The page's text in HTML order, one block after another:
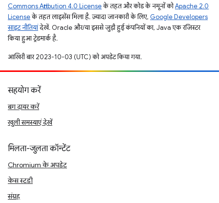
Commons Attribution 4.0 Licenseके तहत और कोड के नमूनों कोApache 2.0
Licenseके तहत लाइसेंस मिला है. ज़्यादा जानकारी के लिए, Google Developers
साइट नीतियांदेखें. Oracle और/या इससे जुड़ी हुई कंपनियों का, Java एक रजिस्टर
किया हुआ ट्रेडमार्क है.
आखिरी बार 2023-10-03 (UTC) को अपडेट किया गया.
सहयोग करें
बग दायर करें
खुली समस्याएं देखें
मिलता-जुलता कॉन्टेंट
Chromium के अपडेट
केस स्टडी
संग्रह